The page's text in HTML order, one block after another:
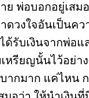
ย พ่อบอกอยู่เสม
ดวงใจอันเป็นค
ด้รับเงินจากพ่อแ
หรียญนั้นไว้อย่า
ากมาก แค่ไหน